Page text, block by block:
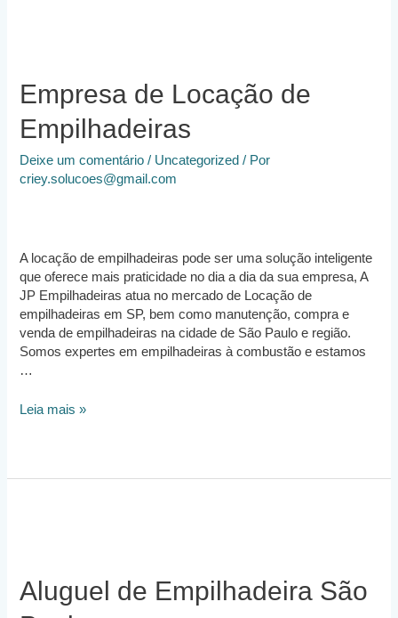
Empresa de Locação de
Empilhadeiras
Deixe um comentário / Uncategorized / Por
criey.solucoes@gmail.com
A locação de empilhadeiras pode ser uma solução inteligente
que oferece mais praticidade no dia a dia da sua empresa, A
JP Empilhadeiras atua no mercado de Locação de
empilhadeiras em SP, bem como manutenção, compra e
venda de empilhadeiras na cidade de São Paulo e região.
Somos expertes em empilhadeiras à combustão e estamos
…
Empresa
Empilhadeiras
Leia mais »
Aluguel de Empilhadeira São